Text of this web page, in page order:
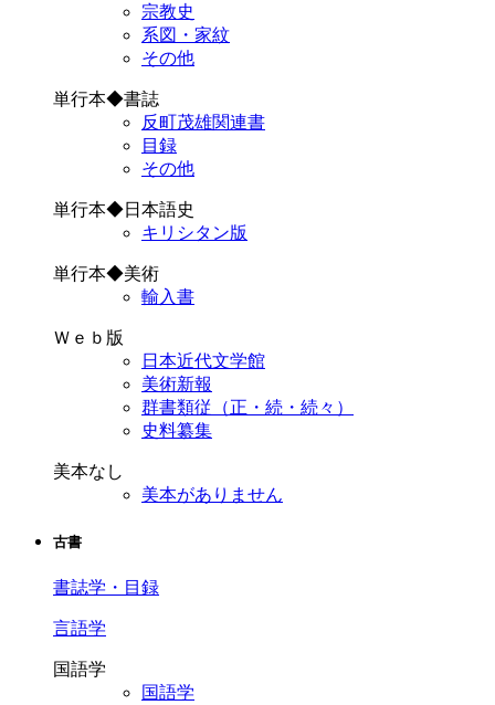
宗教史
系図・家紋
その他
単行本◆書誌
反町茂雄関連書
目録
その他
単行本◆日本語史
キリシタン版
単行本◆美術
輸入書
Ｗｅｂ版
日本近代文学館
美術新報
群書類従（正・続・続々）
史料纂集
美本なし
美本がありません
古書
書誌学・目録
言語学
国語学
国語学